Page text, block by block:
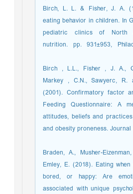
Birch, L. L. & Fisher, J. A.
eating behavior in children. In
pediatric clinics of North
nutrition. pp. 931±953,
Birch , L.L., Fisher , J. A.,
Markey , C.N., Sawyerc,
(2001). Confirmatory factor
Feeding Questionnaire: A
attitudes, beliefs and
and obesity proneness.
Braden, A., Musher-
Emley, E. (2018). Eating
bored, or happy: Are
associated with unique